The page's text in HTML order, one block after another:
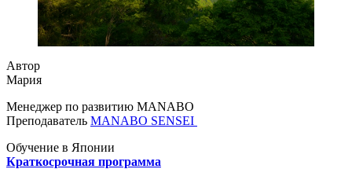
Автор
Мария
Менеджер по развитию MANABO
Преподаватель MANABO SENSEI
Обучение в Японии
Краткосрочная программа